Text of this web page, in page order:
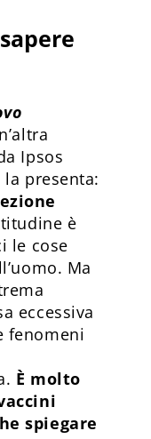
Ipsos
presenta:
è
le cose
Ma
eccessiva
fenomeni
È molto
spiegare